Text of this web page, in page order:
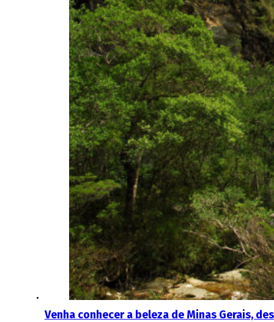
Venha conhecer a beleza de Minas Gerais,